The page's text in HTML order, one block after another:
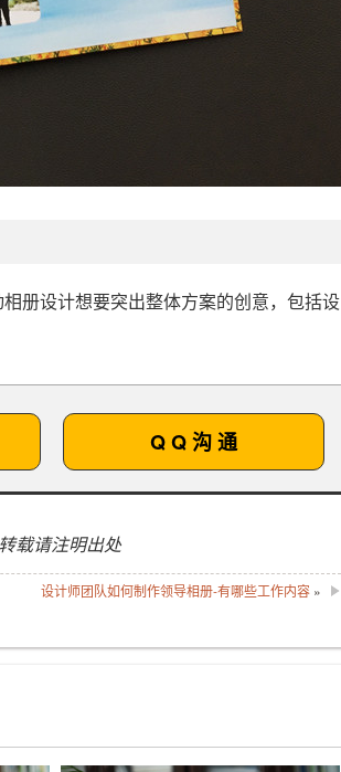
册设计想要突出整体方案的创意，包括设
Q Q 沟 通
载请注明出处
设计师团队如何制作领导相册-有哪些工作内容»